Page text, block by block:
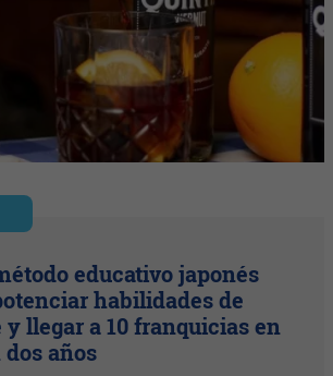
educativo japonés
habilidades de
llegar a 10 franquicias en
años